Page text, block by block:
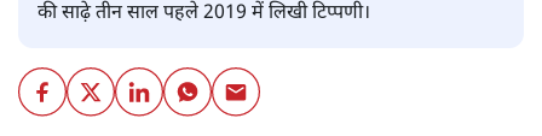
की साढ़े तीन साल पहले 2019 में लिखी टिप्पणी।